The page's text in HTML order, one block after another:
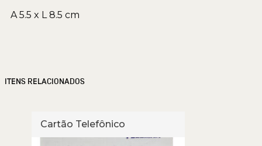
A 5.5 x L 8.5 cm
ITENS RELACIONADOS
Cartão Telefônico